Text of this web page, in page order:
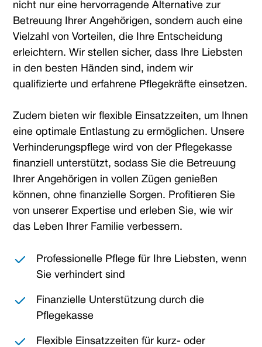
nicht nur eine hervorragende Alternative zur
Betreuung Ihrer Angehörigen, sondern auch eine
Vielzahl von Vorteilen, die Ihre Entscheidung
erleichtern. Wir stellen sicher, dass Ihre Liebsten
in den besten Händen sind, indem wir
qualifizierte und erfahrene Pflegekräfte einsetzen.
Zudem bieten wir flexible Einsatzzeiten, um Ihnen
eine optimale Entlastung zu ermöglichen. Unsere
Verhinderungspflege wird von der Pflegekasse
finanziell unterstützt, sodass Sie die Betreuung
Ihrer Angehörigen in vollen Zügen genießen
können, ohne finanzielle Sorgen. Profitieren Sie
von unserer Expertise und erleben Sie, wie wir
das Leben Ihrer Familie verbessern.
Professionelle Pflege für Ihre Liebsten, wenn
Sie verhindert sind
Finanzielle Unterstützung durch die
Pflegekasse
Flexible Einsatzzeiten für kurz- oder